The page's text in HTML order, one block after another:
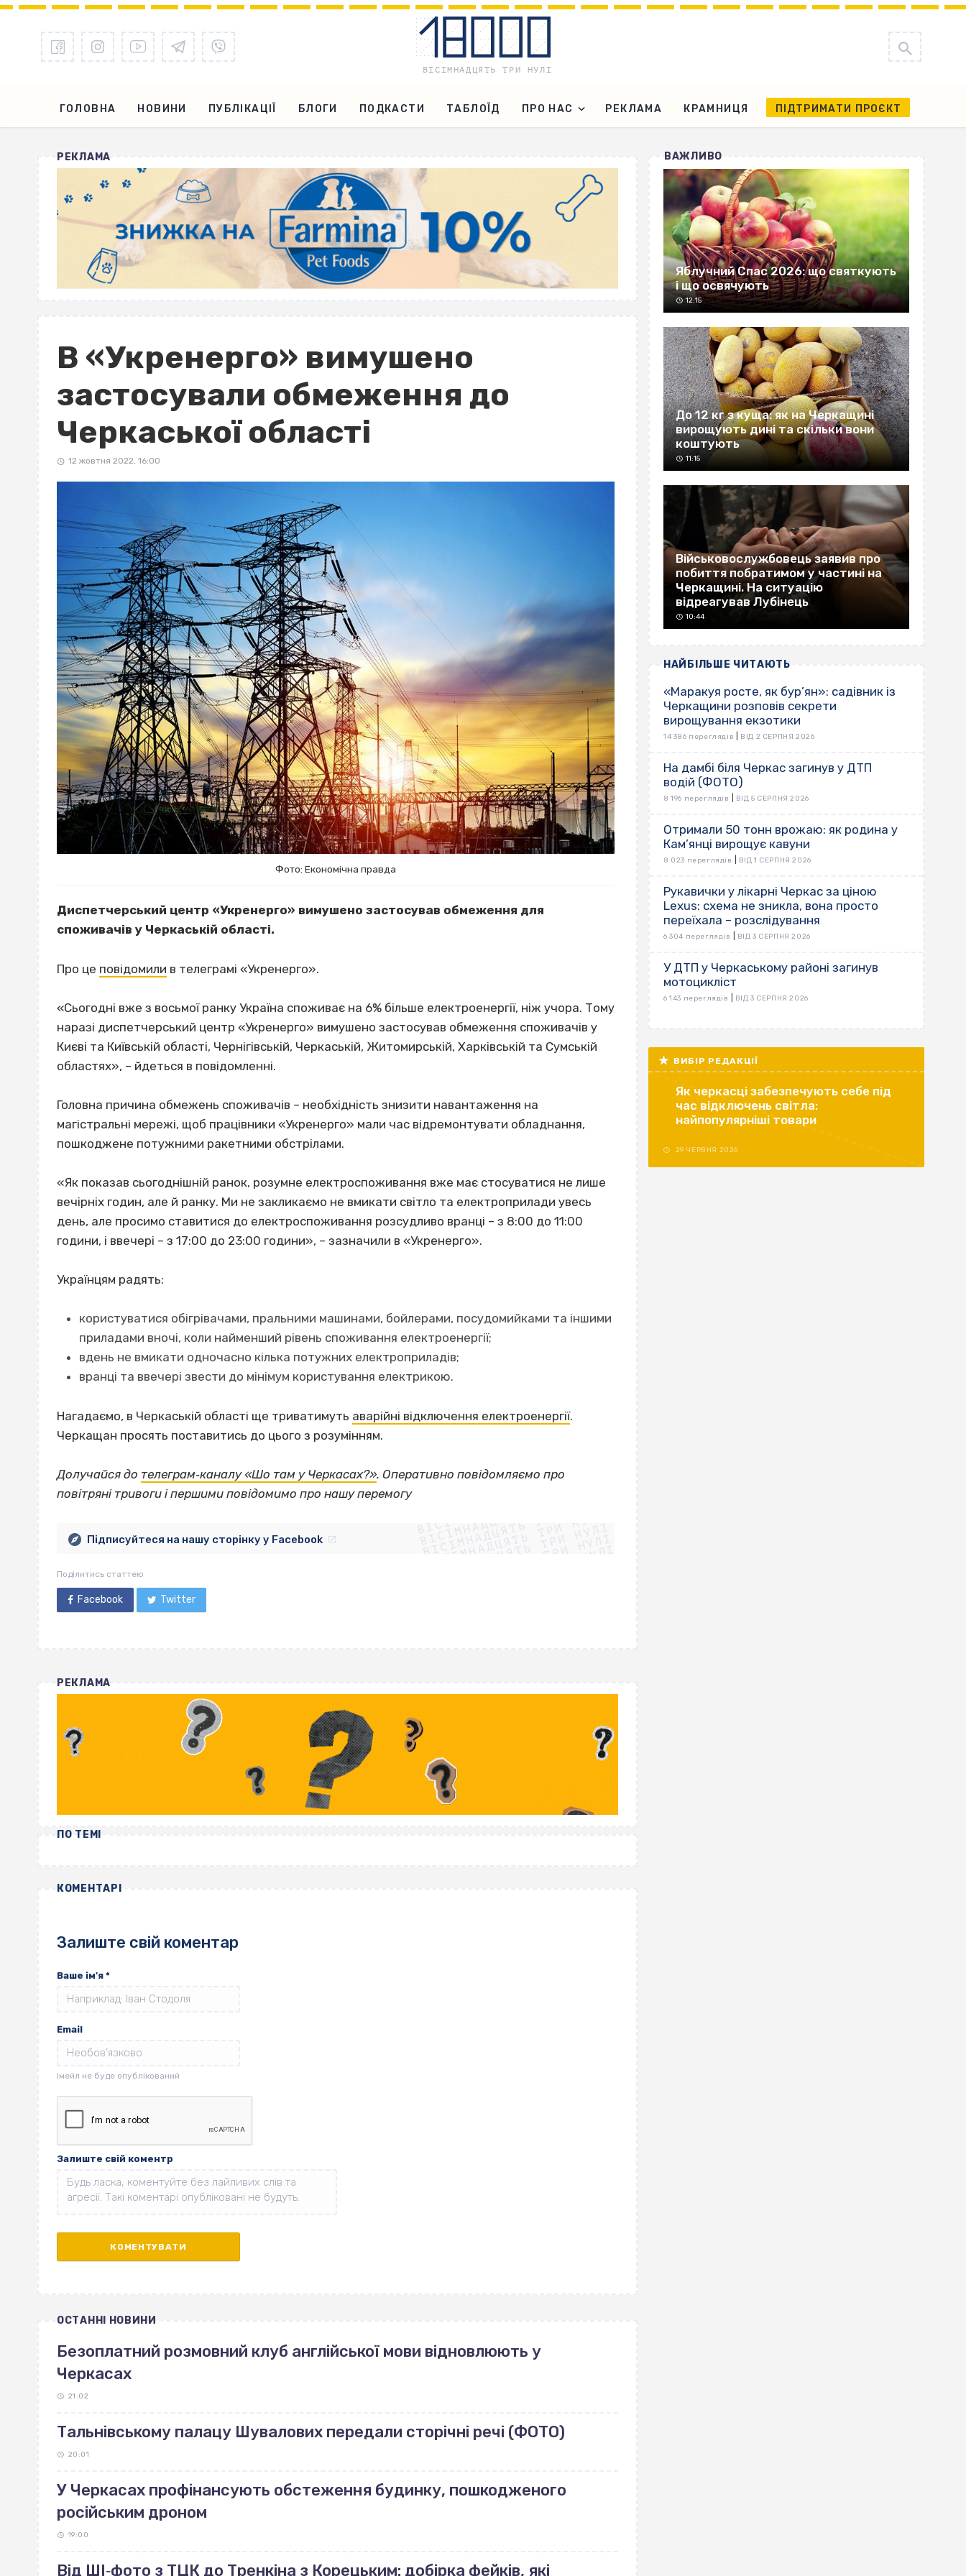
ГОЛОВНА НОВИНИ ПУБЛІКАЦІЇ БЛОГИ ПОДКАСТИ ТАБЛОЇД ПРО НАС РЕКЛАМА КРАМНИЦЯ ПІДТРИМАТИ ПРОЄКТ
РЕКЛАМА
В «Укренерго» вимушено
застосували обмеження до
Черкаської області
12 жовтня 2022, 16:00
Фото: Економічна правда
Диспетчерський центр «Укренерго» вимушено застосував обмеження для
споживачів у Черкаській області.
Про це повідомили в телеграмі «Укренерго».
«Сьогодні вже з восьмої ранку Україна споживає на 6% більше електроенергії, ніж учора. Тому
наразі диспетчерський центр «Укренерго» вимушено застосував обмеження споживачів у
Києві та Київській області, Чернігівській, Черкаській, Житомирській, Харківській та Сумській
областях», – йдеться в повідомленні.
Головна причина обмежень споживачів – необхідність знизити навантаження на
магістральні мережі, щоб працівники «Укренерго» мали час відремонтувати обладнання,
пошкоджене потужними ракетними обстрілами.
«Як показав сьогоднішній ранок, розумне електроспоживання вже має стосуватися не лише
вечірніх годин, але й ранку. Ми не закликаємо не вмикати світло та електроприлади увесь
день, але просимо ставитися до електроспоживання розсудливо вранці – з 8:00 до 11:00
години, і ввечері – з 17:00 до 23:00 години», – зазначили в «Укренерго».
Українцям радять:
користуватися обігрівачами, пральними машинами, бойлерами, посудомийками та іншими
приладами вночі, коли найменший рівень споживання електроенергії;
вдень не вмикати одночасно кілька потужних електроприладів;
вранці та ввечері звести до мінімум користування електрикою.
Нагадаємо, в Черкаській області ще триватимуть аварійні відключення електроенергії.
Черкащан просять поставитись до цього з розумінням.
Долучайся до телеграм‐каналу «Шо там у Черкасах?». Оперативно повідомляємо про
повітряні тривоги і першими повідомимо про нашу перемогу
ВІСІМНАДЦЯТЬ ТРИ НУЛІ
ВІСІМНАДЦЯТЬ ТРИ НУЛІ
ВІСІМНАДЦЯТЬ ТРИ НУЛІ
ВІСІМНАДЦЯТЬ ТРИ НУЛІ
ВІСІМНАДЦЯТЬ ТРИ НУЛІ
ВІСІМНАДЦЯТЬ ТРИ НУЛІ
ВІСІМНАДЦЯТЬ ТРИ НУЛІ
Підписуйтеся на нашу сторінку у Facebook
Поділитись статтею
Facebook Twitter
РЕКЛАМА
ПО ТЕМІ
КОМЕНТАРІ
Залиште свій коментар
Ваше ім'я *
Email
Залиште свій коментр
ОСТАННІ НОВИНИ
Безоплатний розмовний клуб англійської мови відновлюють у
Черкасах
21:02
Тальнівському палацу Шувалових передали сторічні речі (ФОТО)
20:01
У Черкасах профінансують обстеження будинку, пошкодженого
російським дроном
19:00
Від ШІ‐фото з ТЦК до Тренкіна з Корецьким: добірка фейків, які
ВАЖЛИВО
Яблучний Спас 2026: що святкують
і що освячують
12:15
До 12 кг з куща: як на Черкащині
вирощують дині та скільки вони
коштують
11:15
Військовослужбовець заявив про
побиття побратимом у частині на
Черкащині. На ситуацію
відреагував Лубінець
10:44
НАЙБІЛЬШЕ ЧИТАЮТЬ
«Маракуя росте, як бур’ян»: садівник із
Черкащини розповів секрети
вирощування екзотики
14 386 переглядів ВІД 2 СЕРПНЯ 2026
На дамбі біля Черкас загинув у ДТП
водій (ФОТО)
8 196 переглядів ВІД 5 СЕРПНЯ 2026
Отримали 50 тонн врожаю: як родина у
Кам’янці вирощує кавуни
8 023 переглядів ВІД 1 СЕРПНЯ 2026
Рукавички у лікарні Черкас за ціною
Lexus: схема не зникла, вона просто
переїхала – розслідування
6 304 переглядів ВІД 3 СЕРПНЯ 2026
У ДТП у Черкаському районі загинув
мотоцикліст
6 143 переглядів ВІД 3 СЕРПНЯ 2026
ВИБІР РЕДАКЦІЇ
Як черкасці забезпечують себе під
час відключень світла:
найпопулярніші товари
29 ЧЕРВНЯ 2026